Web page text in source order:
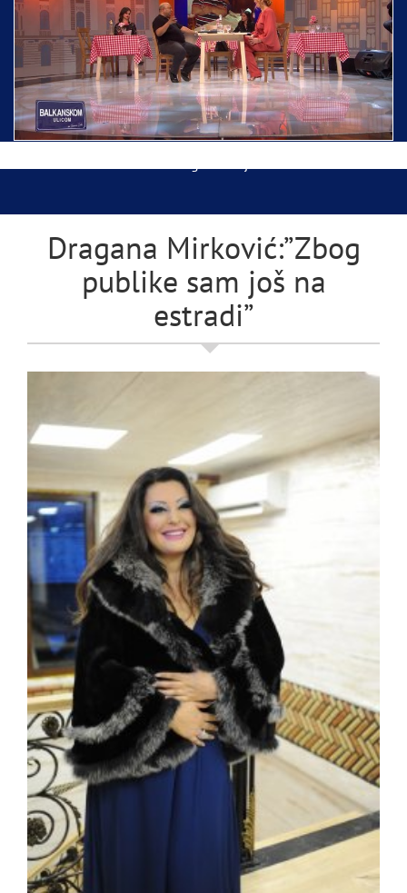
Ispraćaj Pojasa Presvete Bogorodice danas iz
Hrama Svetog Save
Dragana Mirković:”Zbog
publike sam još na
estradi”